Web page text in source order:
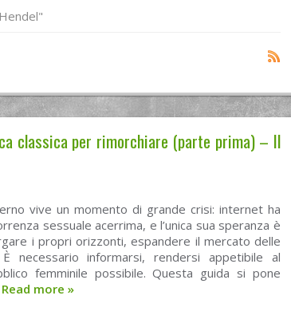
classica per rimorchiare (parte prima) – Il
vive un momento di grande crisi: internet ha
sessuale acerrima, e l’unica sua speranza è
i propri orizzonti, espandere il mercato delle
necessario informarsi, rendersi appetibile al
femminile possibile. Questa guida si pone
Read more »